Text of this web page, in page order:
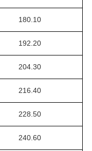
180.10
192.20
204.30
216.40
228.50
240.60